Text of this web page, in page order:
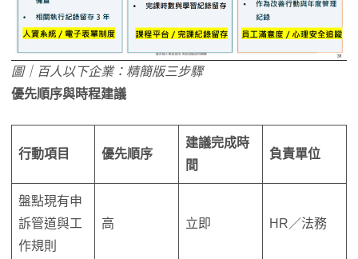
圖｜百人以下企業：精簡版三步驟
優先順序與時程建議
行動項目 優先順序
建議完成時
間
負責單位
盤點現有申
訴管道與工
作規則
高 立即 HR／法務